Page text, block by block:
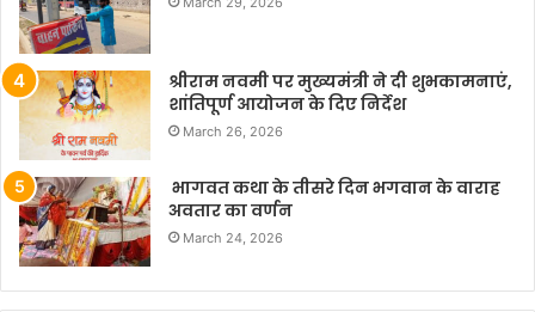
श्रीराम नवमी पर मुख्यमंत्री ने दी शुभकामनाएं,
शांतिपूर्ण आयोजन के दिए निर्देश
March 26, 2026
भागवत कथा के तीसरे दिन भगवान के वाराह
अवतार का वर्णन
March 24, 2026